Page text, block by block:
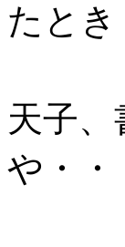
たとき
天子
や・・